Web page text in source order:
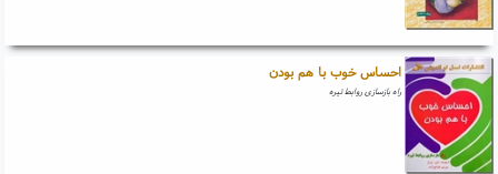
احساس خوب با هم بودن
راه بازسازی روابط تیره